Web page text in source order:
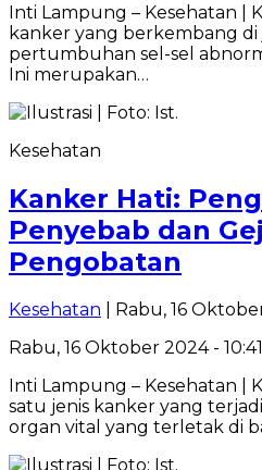
Inti Lampung – Kesehatan |
kanker yang berkembang
pertumbuhan sel-sel
Ini merupakan…
Kesehatan
Kanker Hati:
Penyebab dan
Pengobatan
Kesehatan | Rabu, 16
Rabu, 16 Oktober 2024 - 10:41
Inti Lampung – Kesehatan |
satu jenis kanker yang
organ vital yang terletak di